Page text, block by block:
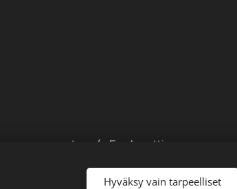
veto +/- 5sekunttia.
päälle niin saat ajatHyväksy vain tarpeelliset